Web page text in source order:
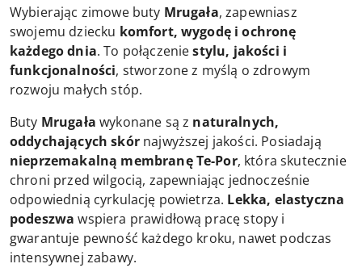
Wybierając zimowe buty Mrugała, zapewniasz
swojemu dziecku komfort, wygodę i ochronę
każdego dnia. To połączeniestylu, jakości i
funkcjonalności, stworzone z myślą o zdrowym
rozwoju małych stóp.
Buty Mrugała wykonane są z naturalnych,
oddychających skórnajwyższej jakości. Posiadają
nieprzemakalną membranę Te-Por, która skutecznie
chroni przed wilgocią, zapewniając jednocześnie
odpowiednią cyrkulację powietrza. Lekka, elastyczna
podeszwa wspiera prawidłową pracę stopy i
gwarantuje pewność każdego kroku, nawet podczas
intensywnej zabawy.